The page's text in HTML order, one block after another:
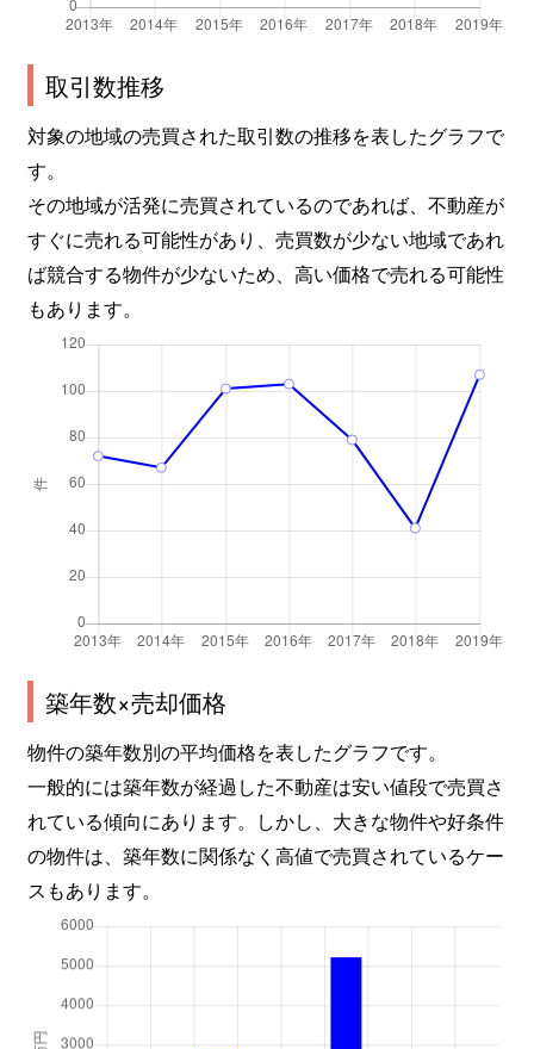
取引数推移
対象の地域の売買された取引数の推移を表したグラフで
す。
その地域が活発に売買されているのであれば、不動産が
すぐに売れる可能性があり、売買数が少ない地域であれ
ば競合する物件が少ないため、高い価格で売れる可能性
もあります。
築年数×売却価格
物件の築年数別の平均価格を表したグラフです。
一般的には築年数が経過した不動産は安い値段で売買さ
れている傾向にあります。しかし、大きな物件や好条件
の物件は、築年数に関係なく高値で売買されているケー
スもあります。